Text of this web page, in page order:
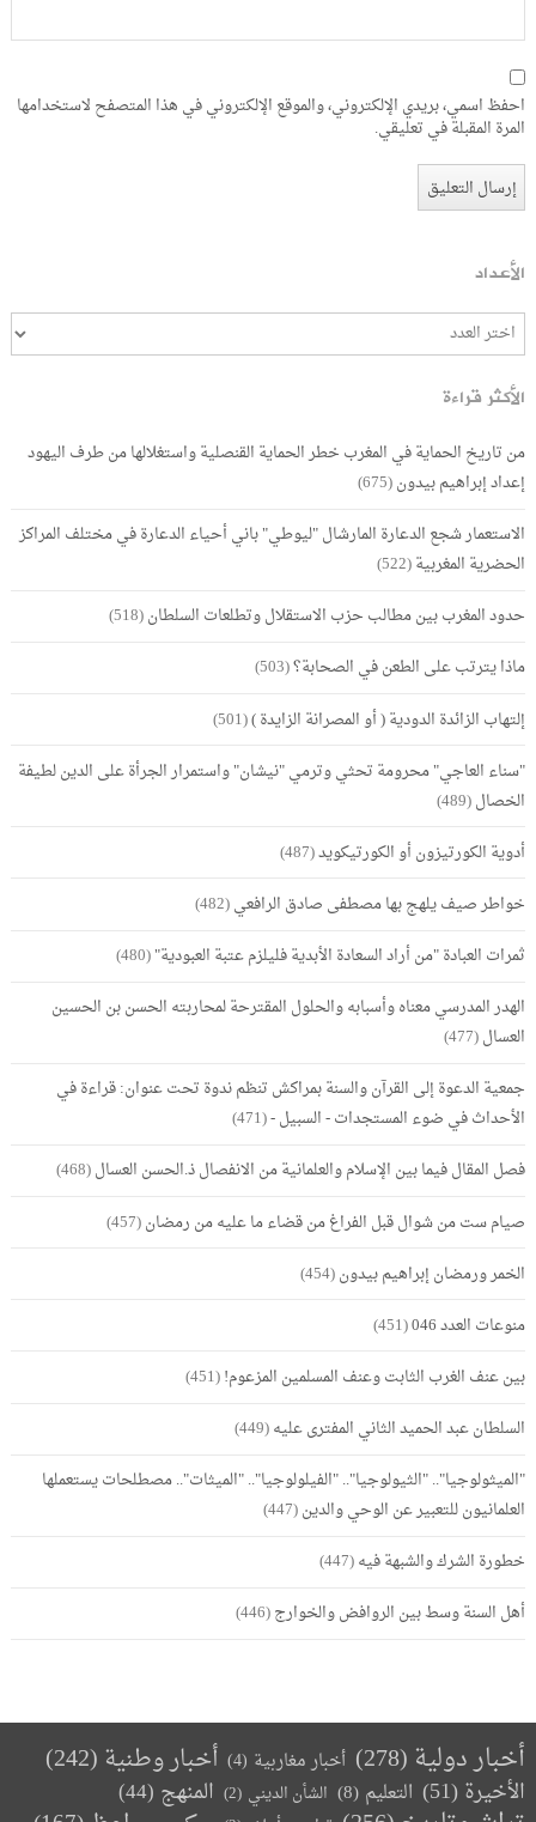
احفظ اسمي، بريدي الإلكتروني، والموقع الإلكتروني في هذا المتصفح لاستخدامها
المرة المقبلة في تعليقي.
الأعداد
الأكثر قراءة
من تاريخ الحماية في المغرب خطر الحماية القنصلية واستغلالها من طرف اليهود
إعداد إبراهيم بيدون(675)
الاستعمار شجع الدعارة المارشال "ليوطي" باني أحياء الدعارة في مختلف المراكز
الحضرية المغربية(522)
حدود المغرب بين مطالب حزب الاستقلال وتطلعات السلطان(518)
ماذا يترتب على الطعن في الصحابة؟(503)
إلتهاب الزائدة الدودية ( أو المصرانة الزايدة )(501)
"سناء العاجي" محرومة تحثي وترمي "نيشان" واستمرار الجرأة على الدين لطيفة
الخصال(489)
أدوية الكورتيزون أو الكورتيكويد(487)
خواطر صيف يلهج بها مصطفى صادق الرافعي(482)
ثمرات العبادة "من أراد السعادة الأبدية فليلزم عتبة العبودية"(480)
الهدر المدرسي معناه وأسبابه والحلول المقترحة لمحاربته الحسن بن الحسين
العسال(477)
جمعية الدعوة إلى القرآن والسنة بمراكش تنظم ندوة تحت عنوان: قراءة في
الأحداث في ضوء المستجدات - السبيل -(471)
فصل المقال فيما بين الإسلام والعلمانية من الانفصال ذ.الحسن العسال(468)
صيام ست من شوال قبل الفراغ من قضاء ما عليه من رمضان(457)
الخمر ورمضان إبراهيم بيدون(454)
منوعات العدد 046
(451)
بين عنف الغرب الثابت وعنف المسلمين المزعوم!(451)
السلطان عبد الحميد الثاني المفترى عليه(449)
"الميثولوجيا".. "الثيولوجيا".. "الفيلولوجيا".. "الميثات".. مصطلحات يستعملها
العلمانيون للتعبير عن الوحي والدين(447)
خطورة الشرك والشبهة فيه(447)
أهل السنة وسط بين الروافض والخوارج(446)
أخبار دولية (278) أخبار مغاربية (4) أخبار وطنية(242)
الأخيرة (51) التعليم (8) الشأن الديني (2) المنهج (44)